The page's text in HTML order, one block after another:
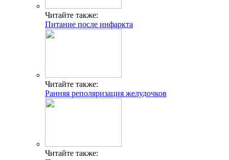
Читайте также:
Питание после инфаркта
Читайте также:
Ранняя реполяризация желудочков
Читайте также: